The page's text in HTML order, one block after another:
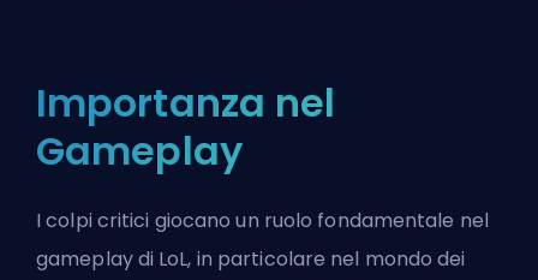
Importanza nel
Gameplay
I colpi critici giocano un ruolo fondamentale nel
gameplay di LoL, in particolare nel mondo dei